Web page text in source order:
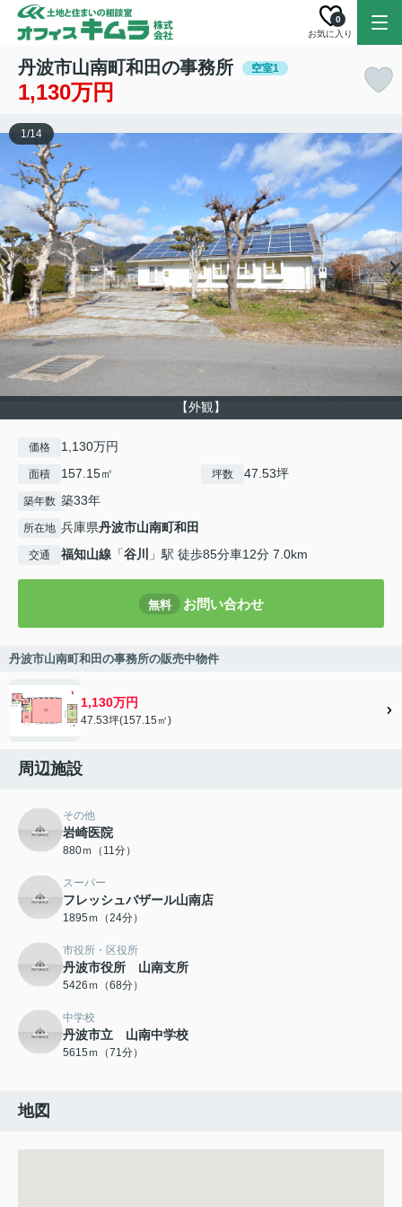
お気に入り
0
丹波市山南町和田の事務所 空室1
1,130万円
【外観】
1/14
価格 1,130万円
面積 157.15㎡ 坪数 47.53坪
築年数 築33年
所在地 兵庫県丹波市山南町和田
交通 福知山線 「谷川 」駅 徒歩85分車12分 7.0km
無料 お問い合わせ
丹波市山南町和田の事務所の販売中物件
1,130万円
47.53坪(157.15㎡)
周辺施設
その他
岩崎医院
880ｍ（11分）
スーパー
フレッシュバザール山南店
1895ｍ（24分）
市役所・区役所
丹波市役所 山南支所
5426ｍ（68分）
中学校
丹波市立 山南中学校
5615ｍ（71分）
地図